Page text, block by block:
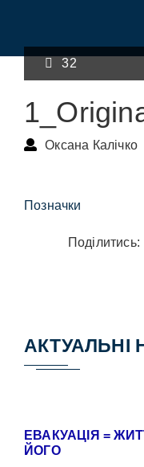
32
Оксана Калічко
Позначки
Поділитись:
АКТУАЛЬНІ
ЕВАКУАЦІЯ =
ЙОГО